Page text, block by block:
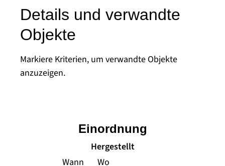
Details und verwandte
Objekte
Markiere Kriterien, um verwandte Objekte
anzuzeigen.
Hergestellt
Wann
Wo
Einordnung